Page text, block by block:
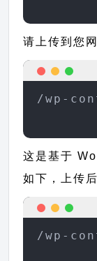
请上传到您
/wp-
这是基于
如下，上传
/wp-